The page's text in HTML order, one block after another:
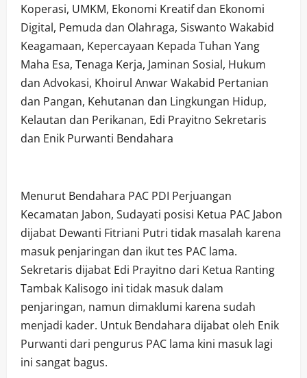
Koperasi, UMKM, Ekonomi Kreatif dan Ekonomi
Digital, Pemuda dan Olahraga, Siswanto Wakabid
Keagamaan, Kepercayaan Kepada Tuhan Yang
Maha Esa, Tenaga Kerja, Jaminan Sosial, Hukum
dan Advokasi, Khoirul Anwar Wakabid Pertanian
dan Pangan, Kehutanan dan Lingkungan Hidup,
Kelautan dan Perikanan, Edi Prayitno Sekretaris
dan Enik Purwanti Bendahara
Menurut Bendahara PAC PDI Perjuangan
Kecamatan Jabon, Sudayati posisi Ketua PAC Jabon
dijabat Dewanti Fitriani Putri tidak masalah karena
masuk penjaringan dan ikut tes PAC lama.
Sekretaris dijabat Edi Prayitno dari Ketua Ranting
Tambak Kalisogo ini tidak masuk dalam
penjaringan, namun dimaklumi karena sudah
menjadi kader. Untuk Bendahara dijabat oleh Enik
Purwanti dari pengurus PAC lama kini masuk lagi
ini sangat bagus.